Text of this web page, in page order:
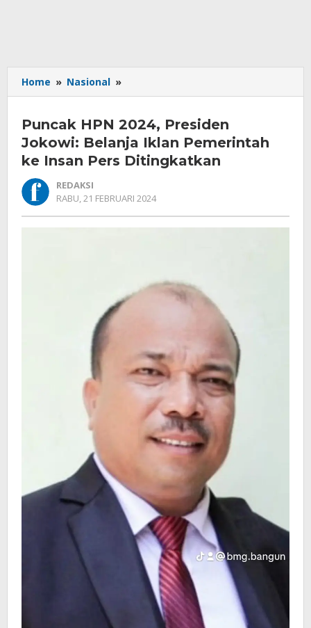
Home » Nasional »
HPN
Presiden
Jokowi:
Belanja
Iklan
ke
Insan
Pers
Puncak HPN 2024, Presiden
Jokowi: Belanja Iklan Pemerintah
ke Insan Pers Ditingkatkan
REDAKSI
RABU, 21 FEBRUARI 2024